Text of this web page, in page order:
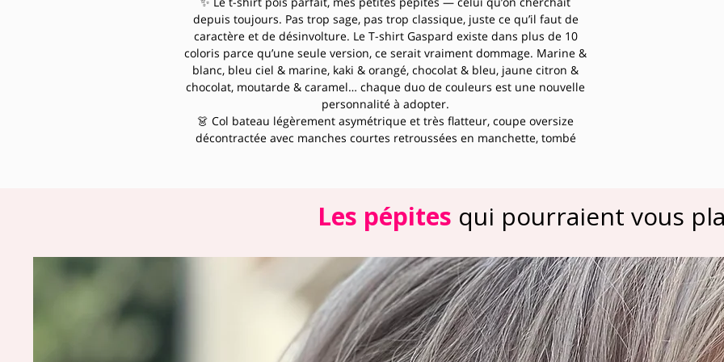
depuis toujours. Pas trop sage, pas trop classique, juste ce qu’il faut de
caractère et de désinvolture. Le T-shirt Gaspard existe dans plus de 10
coloris parce qu’une seule version, ce serait vraiment dommage. Marine &
blanc, bleu ciel & marine, kaki & orangé, chocolat & bleu, jaune citron &
chocolat, moutarde & caramel… chaque duo de couleurs est une nouvelle
personnalité à adopter.
👗 Col bateau légèrement asymétrique et très flatteur, coupe oversize
décontractée avec manches courtes retroussées en manchette, tombé
une silhouette structurée et chic. Ou porté loose sur un jean brut pour le
look casual parfait du week-end. Et si vous osez le même coloris que votre
total look inattendu est absolument irrésistible.
📐 La coupe oversize et le col bateau sont universellement flatteurs : ils
élargissent les épaules, allongent le cou et habillent sans coller. Idéal
pour toutes les silhouettes, sans exception.
📏 Taille unique jusqu’à un bon 42.
🔖 100% Coton · Lavage 30° délicat · Col bateau · Manches courtes
retroussées · Coupe oversize · Imprimé pois · Plus de 10 coloris · Taille
Les pépites qui pourraient vous